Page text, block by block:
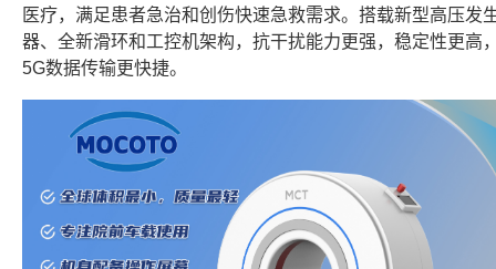
医疗，满足患者急治和创伤快速急救需求。搭载新型高压发
器、全新滑环和工控机架构，抗干扰能力更强，稳定性更高
5G数据传输更快捷。